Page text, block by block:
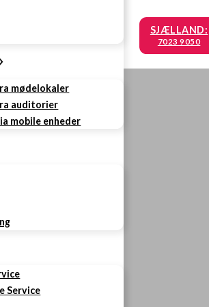
mødelokaler
auditorier
mobile enheder
Service
SJÆLLAND:
7023 9050